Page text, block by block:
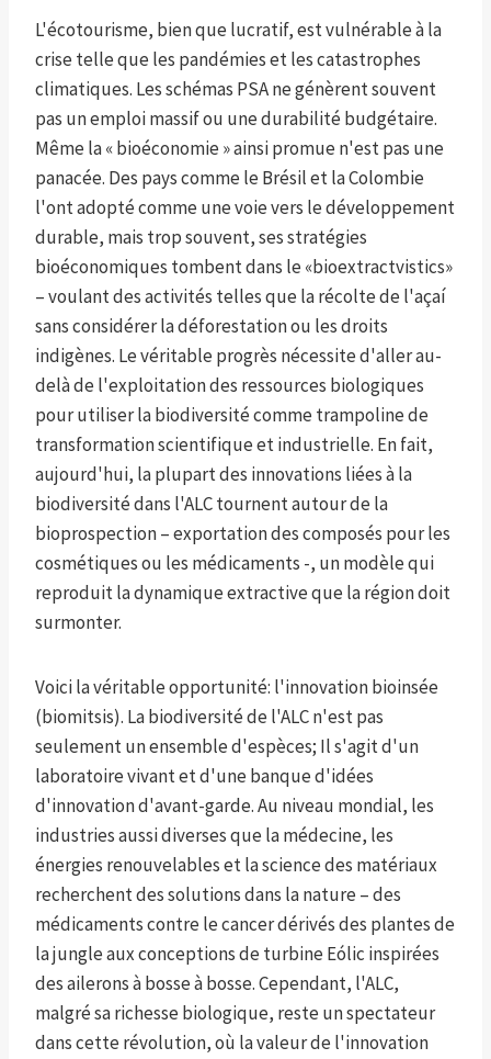
L'écotourisme, bien que lucratif, est vulnérable à la
crise telle que les pandémies et les catastrophes
climatiques. Les schémas PSA ne génèrent souvent
pas un emploi massif ou une durabilité budgétaire.
Même la « bioéconomie » ainsi promue n'est pas une
panacée. Des pays comme le Brésil et la Colombie
l'ont adopté comme une voie vers le développement
durable, mais trop souvent, ses stratégies
bioéconomiques tombent dans le «bioextractvistics»
– voulant des activités telles que la récolte de l'açaí
sans considérer la déforestation ou les droits
indigènes. Le véritable progrès nécessite d'aller au-
delà de l'exploitation des ressources biologiques
pour utiliser la biodiversité comme trampoline de
transformation scientifique et industrielle. En fait,
aujourd'hui, la plupart des innovations liées à la
biodiversité dans l'ALC tournent autour de la
bioprospection – exportation des composés pour les
cosmétiques ou les médicaments -, un modèle qui
reproduit la dynamique extractive que la région doit
surmonter.
Voici la véritable opportunité: l'innovation bioinsée
(biomitsis). La biodiversité de l'ALC n'est pas
seulement un ensemble d'espèces; Il s'agit d'un
laboratoire vivant et d'une banque d'idées
d'innovation d'avant-garde. Au niveau mondial, les
industries aussi diverses que la médecine, les
énergies renouvelables et la science des matériaux
recherchent des solutions dans la nature – des
médicaments contre le cancer dérivés des plantes de
la jungle aux conceptions de turbine Eólic inspirées
des ailerons à bosse à bosse. Cependant, l'ALC,
malgré sa richesse biologique, reste un spectateur
dans cette révolution, où la valeur de l'innovation